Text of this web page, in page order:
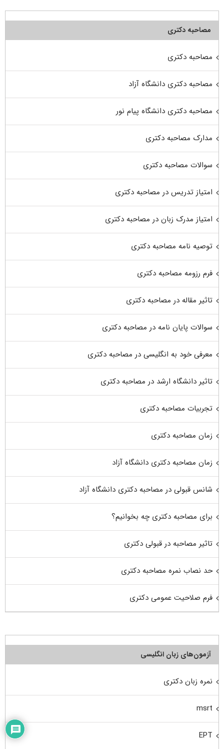
مصاحبه دکتری
مصاحبه دکتری
مصاحبه دکتری دانشگاه آزاد
مصاحبه دکتری دانشگاه پیام نور
مدارک مصاحبه دکتری
سوالات مصاحبه دکتری
امتیاز تدریس در مصاحبه دکتری
امتیاز مدرک زبان در مصاحبه دکتری
توصیه نامه مصاحبه دکتری
فرم رزومه مصاحبه دکتری
تاثیر مقاله در مصاحبه دکتری
سوالات پایان نامه در مصاحبه دکتری
معرفی خود به انگلیسی در مصاحبه دکتری
تاثیر دانشگاه ارشد در مصاحبه دکتری
تجربیات مصاحبه دکتری
زمان مصاحبه دکتری
زمان مصاحبه دکتری دانشگاه آزاد
شانس قبولی در مصاحبه دکتری دانشگاه آزاد
برای مصاحبه دکتری چه بخوانیم؟
تاثیر مصاحبه در قبولی دکتری
حد نصاب نمره مصاحبه دکتری
فرم صلاحیت عمومی دکتری
آزمون‌های زبان انگلیسی
نمره زبان دکتری
msrt
EPT